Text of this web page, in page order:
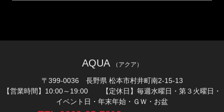
AQUA （アクア）
〒399-0036 長野県 松本市村井町南2-15-13
【営業時間】10:00～19:00 【定休日】毎週水曜日・第３火曜日・
イベント日・年末年始・ＧＷ・お盆